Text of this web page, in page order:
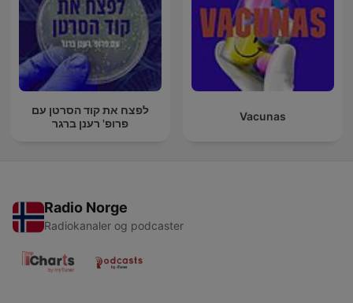
לפצח את קוד הסרטן עם
פרופ' רענן ברגר
Vacunas
Radio Norge
Radiokanaler og podcaster